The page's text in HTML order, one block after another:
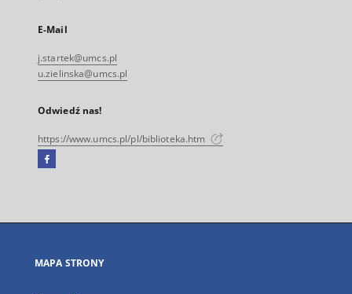
E-Mail
j.startek@umcs.pl
u.zielinska@umcs.pl
Odwiedź nas!
https://www.umcs.pl/pl/biblioteka.htm
Facebook
się
karcie
MAPA STRONY